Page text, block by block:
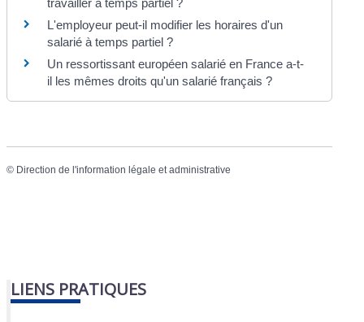
travailler à temps partiel ?
L'employeur peut-il modifier les horaires d'un
salarié à temps partiel ?
Un ressortissant européen salarié en France a-t-
il les mêmes droits qu'un salarié français ?
© Direction de l'information légale et administrative
LIENS PRATIQUES